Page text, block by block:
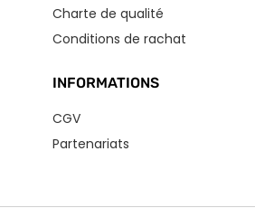
Charte de qualité
Conditions de rachat
INFORMATIONS
CGV
Partenariats